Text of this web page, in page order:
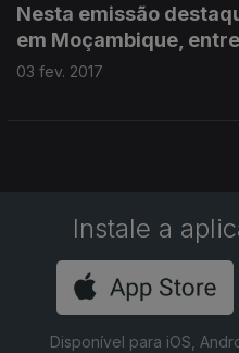
Nesta emissão
em Moçambique, entre
03 fev. 2017
Instale a
Disponível para iOS,